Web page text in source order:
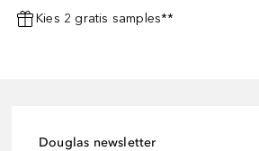
Kies 2 gratis samples**
Douglas newsletter